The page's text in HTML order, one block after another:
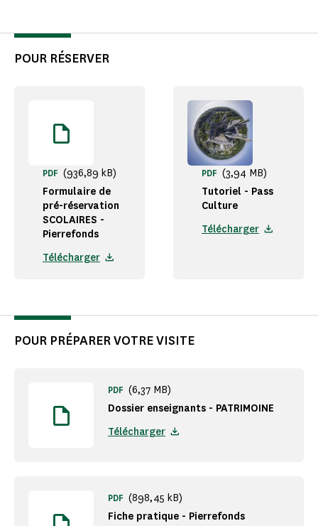
POUR RÉSERVER
Formulaire de
pré-réservation
SCOLAIRES -
Pierrefonds
PDF (936,89 kB)
Télécharger
Tutoriel - Pass
Culture
PDF (3,94 MB)
Télécharger
POUR PRÉPARER VOTRE VISITE
Dossier enseignants - PATRIMOINE
PDF (6,37 MB)
Télécharger
Fiche pratique - Pierrefonds
PDF (898,45 kB)